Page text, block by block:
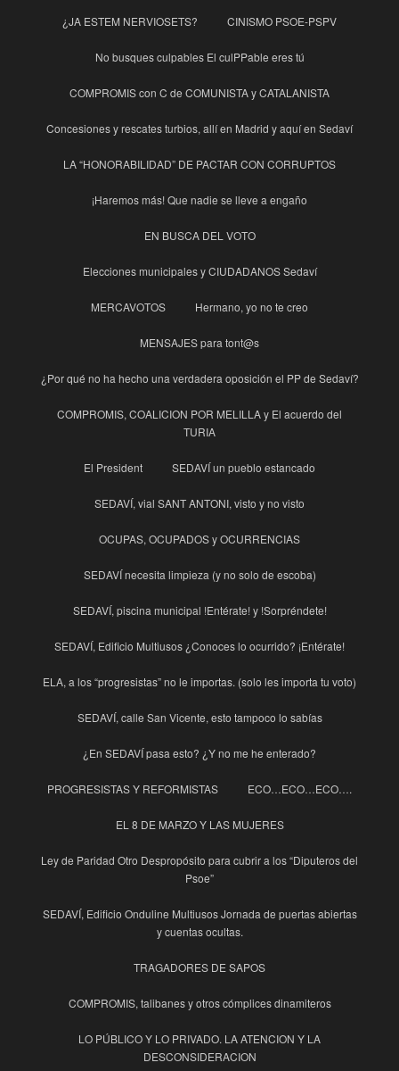
¿JA ESTEM NERVIOSETS? CINISMO PSOE-PSPV
No busques culpables El culPPable eres tú
COMPROMIS con C de COMUNISTA y CATALANISTA
Concesiones y rescates turbios, allí en Madrid y aquí en Sedaví
LA “HONORABILIDAD” DE PACTAR CON CORRUPTOS
¡Haremos más! Que nadie se lleve a engaño
EN BUSCA DEL VOTO
Elecciones municipales y CIUDADANOS Sedaví
MERCAVOTOS Hermano, yo no te creo
MENSAJES para tont@s
¿Por qué no ha hecho una verdadera oposición el PP de Sedaví?
COMPROMIS, COALICION POR MELILLA y El acuerdo del
TURIA
El President SEDAVÍ un pueblo estancado
SEDAVÍ, vial SANT ANTONI, visto y no visto
OCUPAS, OCUPADOS y OCURRENCIAS
SEDAVÍ necesita limpieza (y no solo de escoba)
SEDAVÍ, piscina municipal !Entérate! y !Sorpréndete!
SEDAVÍ, Edificio Multiusos ¿Conoces lo ocurrido? ¡Entérate!
ELA, a los “progresistas” no le importas. (solo les importa tu voto)
SEDAVÍ, calle San Vicente, esto tampoco lo sabías
¿En SEDAVÍ pasa esto? ¿Y no me he enterado?
PROGRESISTAS Y REFORMISTAS ECO…ECO…ECO….
EL 8 DE MARZO Y LAS MUJERES
Ley de Paridad Otro Despropósito para cubrir a los “Diputeros del
Psoe”
SEDAVÍ, Edificio Onduline Multiusos Jornada de puertas abiertas
y cuentas ocultas.
TRAGADORES DE SAPOS
COMPROMIS, talibanes y otros cómplices dinamiteros
LO PÚBLICO Y LO PRIVADO. LA ATENCION Y LA
DESCONSIDERACION